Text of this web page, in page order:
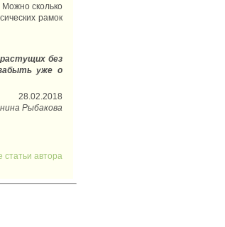
сколько
рамок
без
уже о
28.02.2018
Рыбакова
статьи автора